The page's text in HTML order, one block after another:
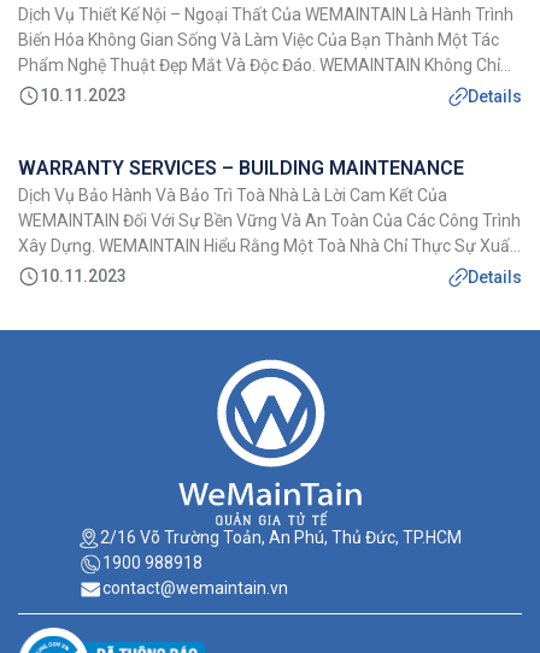
Dịch Vụ Thiết Kế Nội – Ngoại Thất Của WEMAINTAIN Là Hành Trình
Biến Hóa Không Gian Sống Và Làm Việc Của Bạn Thành Một Tác
Phẩm Nghệ Thuật Đẹp Mắt Và Độc Đáo. WEMAINTAIN Không Chỉ
Tạo Ra Các Thiết Kế, WEMAINTAIN Tạo Ra Trải Nghiệm Sống, Một
10.11.2023 Details
WARRANTY SERVICES – BUILDING MAINTENANCE
Dịch Vụ Bảo Hành Và Bảo Trì Toà Nhà Là Lời Cam Kết Của
WEMAINTAIN Đối Với Sự Bền Vững Và An Toàn Của Các Công Trình
Xây Dựng. WEMAINTAIN Hiểu Rằng Một Toà Nhà Chỉ Thực Sự Xuất
Sắc Khi Nó Được Duy Trì Và Bảo Quản Đúng Cách Sau Khi Hoàn
10.11.2023 Details
2/16 Võ Trường Toản, An Phú, Thủ Đức, TP.HCM
1900 988918
contact@wemaintain.vn